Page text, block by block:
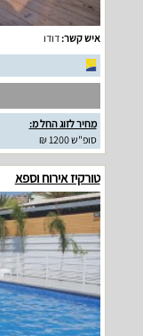
איש קשר:דודו
מחיר לזוג החל מ:
סופ"ש 1200 ₪
טורקיז אירוח וספא